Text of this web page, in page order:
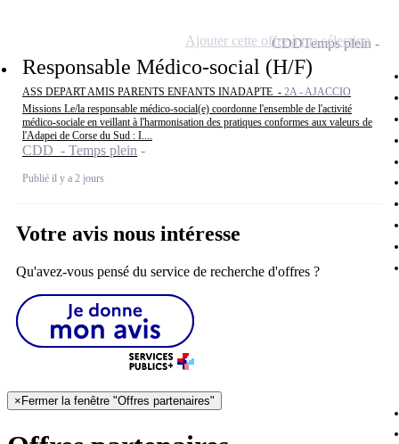
Responsable Médico-social (H/F)
ASS DEPART AMIS PARENTS ENFANTS INADAPTE - 2A - AJACCIO
Missions Le/la responsable médico-social(e) coordonne l'ensemble de l'activité
médico-sociale en veillant à l'harmonisation des pratiques conformes aux valeurs de
l'Adapei de Corse du Sud : I....
CDD - Temps plein
Publié il y a 2 jours
CDDTemps plein
Ajouter cette offre à ma sélection
Votre avis nous intéresse
Qu'avez-vous pensé du service de recherche d'offres ?
× Fermer la fenêtre "Offres partenaires"